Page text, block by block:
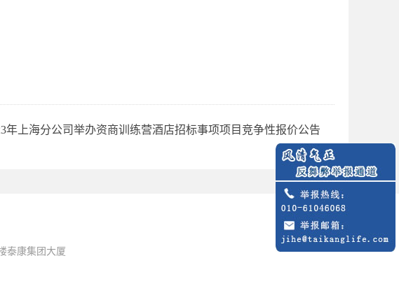
年上海分公司举办资商训练营酒店招标事项项目竞争性报价公告
泰康集团大厦